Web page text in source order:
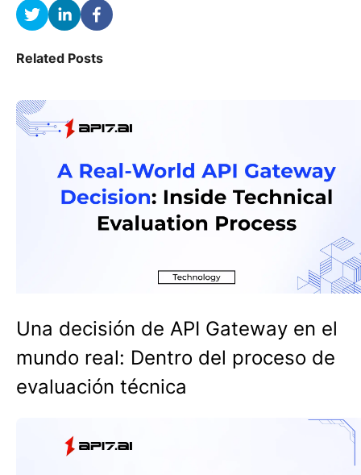
Related Posts
Una decisión de API Gateway en el
mundo real: Dentro del proceso de
evaluación técnica